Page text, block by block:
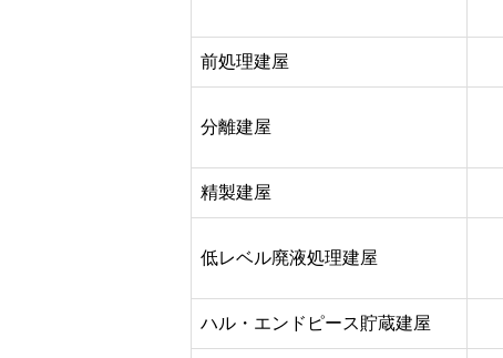
前処理建屋
分離建屋
精製建屋
低レベル廃液処理建屋
ハル・エンドピース貯蔵建屋